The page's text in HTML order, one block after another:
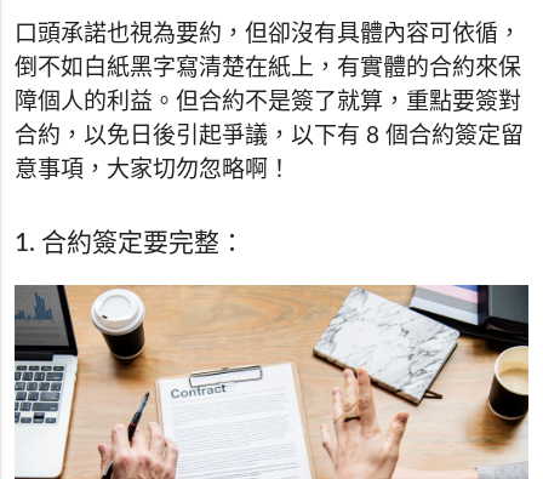
口頭承諾也視為要約，但卻沒有具體內容可依循，
倒不如白紙黑字寫清楚在紙上，有實體的合約來保
障個人的利益。但合約不是簽了就算，重點要簽對
合約，以免日後引起爭議，以下有 8 個合約簽定留
意事項，大家切勿忽略啊！
1. 合約簽定要完整：